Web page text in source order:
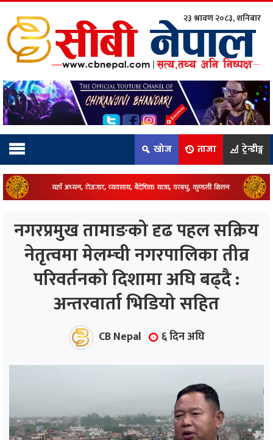
टिम:
२३ श्रावण २०८३, शनिबार
खोज ताजा ट्रेन्डीङ्ग
नगरप्रमुख तामाङको दृढ पहल सक्रिय
नेतृत्वमा मेलम्ची नगरपालिका तीव्र
परिवर्तनको दिशामा अघि बढ्दै :
अन्तरवार्ता भिडियो सहित
CB Nepal ६ दिन अघि